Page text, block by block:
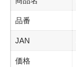
品番
JAN
価格